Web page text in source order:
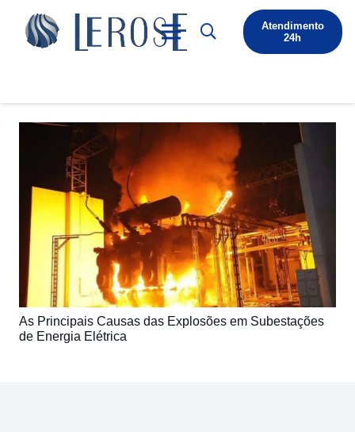
Atendimento
24h
As Principais Causas das Explosões em Subestações
de Energia Elétrica